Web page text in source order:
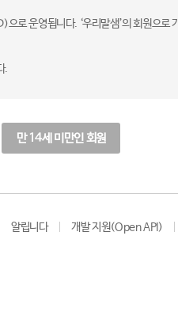
로 운영됩니다. ‘우리말샘’의 회원으
.
만 14세 미만인 회원
알립니다 개발 지원(Open API)